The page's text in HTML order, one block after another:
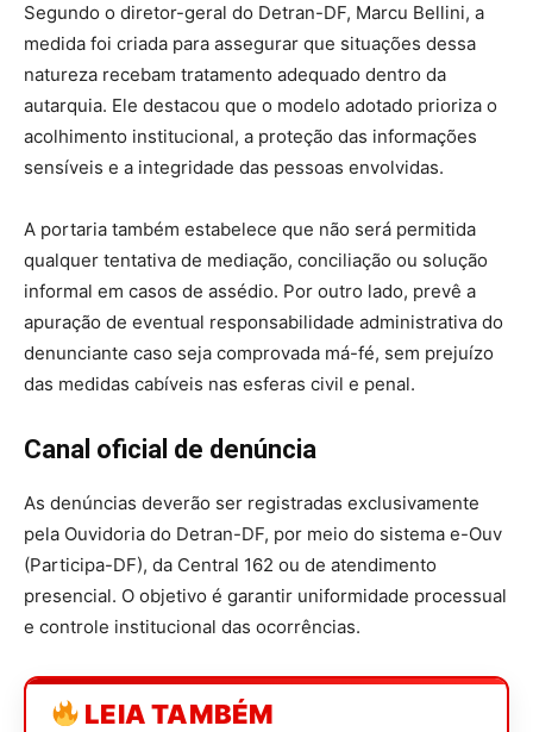
Segundo o diretor-geral do Detran-DF, Marcu Bellini, a
medida foi criada para assegurar que situações dessa
natureza recebam tratamento adequado dentro da
autarquia. Ele destacou que o modelo adotado prioriza o
acolhimento institucional, a proteção das informações
sensíveis e a integridade das pessoas envolvidas.
A portaria também estabelece que não será permitida
qualquer tentativa de mediação, conciliação ou solução
informal em casos de assédio. Por outro lado, prevê a
apuração de eventual responsabilidade administrativa do
denunciante caso seja comprovada má-fé, sem prejuízo
das medidas cabíveis nas esferas civil e penal.
Canal oficial de denúncia
As denúncias deverão ser registradas exclusivamente
pela Ouvidoria do Detran-DF, por meio do sistema e-Ouv
(Participa-DF), da Central 162 ou de atendimento
presencial. O objetivo é garantir uniformidade processual
e controle institucional das ocorrências.
LEIA TAMBÉM